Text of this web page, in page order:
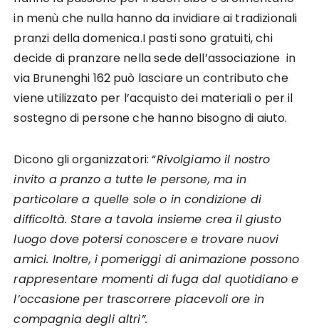
in menù che nulla hanno da invidiare ai tradizionali
pranzi della domenica.I pasti sono gratuiti, chi
decide di pranzare nella sede dell’associazione in
via Brunenghi 162 può lasciare un contributo che
viene utilizzato per l’acquisto dei materiali o per il
sostegno di persone che hanno bisogno di aiuto.
Dicono gli organizzatori: “Rivolgiamo il nostro
invito a pranzo a tutte le persone, ma in
particolare a quelle sole o in condizione di
difficoltà. Stare a tavola insieme crea il giusto
luogo dove potersi conoscere e trovare nuovi
amici. Inoltre, i pomeriggi di animazione possono
rappresentare momenti di fuga dal quotidiano e
l’occasione per trascorrere piacevoli ore in
compagnia degli altri”.